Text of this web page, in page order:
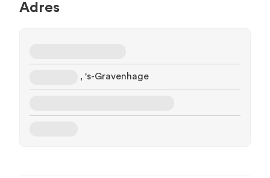
Adres
, 's-Gravenhage